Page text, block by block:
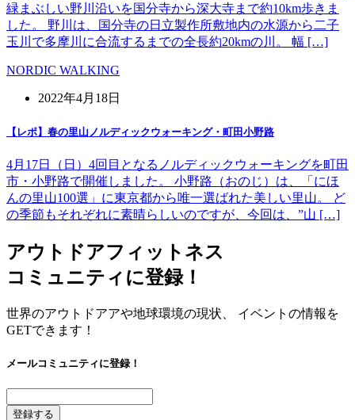
緑まぶしい野川沿いを国分寺から深大寺まで約10km歩きま
した。 野川は、国分寺の日立製作所敷地内の水源から二子
玉川で多摩川に合流するまでの全長約20kmの川。 幅 […]
NORDIC WALKING
2022年4月18日
【レポ】春の里山ノルディックウォーキング・町田小野路
4月17日（日）4回目となるノルディックウォーキングを町田
市・小野路で開催しました。 小野路（おのじ）は、「にほ
んの里山100選」に東京都から唯一選ばれた美しい里山。 ど
の季節もそれぞれに素晴らしいのですが、今回は、”山 […]
アウトドアフィットネス
コミュニティに登録！
世界のアウトドアアや地球環境の現状、 イベントの情報を
GETできます！
メールコミュニティに登録！